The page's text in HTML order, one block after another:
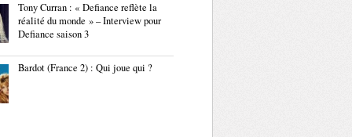
Tony Curran : « Defiance reflète la
réalité du monde » – Interview pour
Defiance saison 3
Bardot (France 2) : Qui joue qui ?